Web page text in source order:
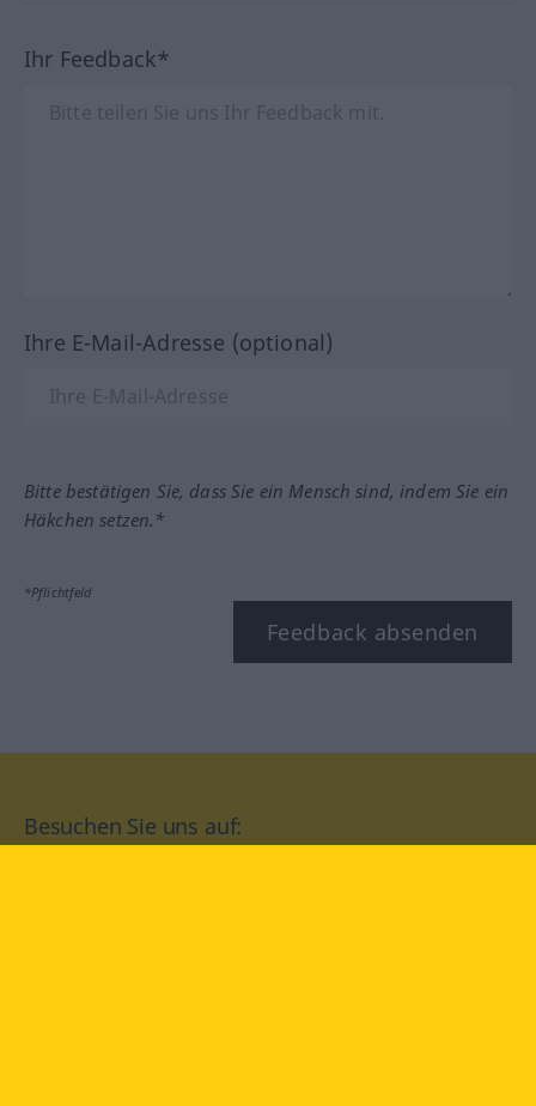
Ihr Feedback*
Ihre E-Mail-Adresse (optional)
Bitte bestätigen Sie, dass Sie ein Mensch sind, indem Sie ein
Häkchen setzen.*
*Pflichtfeld
Feedback absenden
Besuchen Sie uns auf: